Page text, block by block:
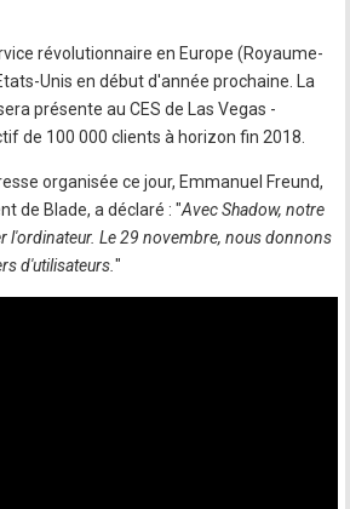
révolutionnaire en Europe (Royaume-
Unis en début d'année prochaine. La
présente au CES de Las Vegas -
de 100 000 clients à horizon fin 2018.
organisée ce jour, Emmanuel Freund,
de Blade, a déclaré : "Avec Shadow, notre
l'ordinateur. Le 29 novembre, nous donnons
d'utilisateurs."